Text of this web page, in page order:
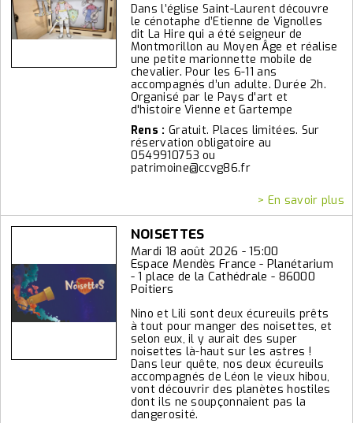
Dans l’église Saint-Laurent découvre
le cénotaphe d’Etienne de Vignolles
dit La Hire qui a été seigneur de
Montmorillon au Moyen Âge et réalise
une petite marionnette mobile de
chevalier. Pour les 6-11 ans
accompagnés d’un adulte. Durée 2h.
Organisé par le Pays d'art et
d'histoire Vienne et Gartempe
Rens : Gratuit. Places limitées. Sur
réservation obligatoire au
0549910753 ou
patrimoine@ccvg86.fr
> En savoir plus
NOISETTES
Mardi 18 août 2026 - 15:00
Espace Mendès France - Planétarium
- 1 place de la Cathédrale - 86000
Poitiers
Nino et Lili sont deux écureuils prêts
à tout pour manger des noisettes, et
selon eux, il y aurait des super
noisettes là-haut sur les astres !
Dans leur quête, nos deux écureuils
accompagnés de Léon le vieux hibou,
vont découvrir des planètes hostiles
dont ils ne soupçonnaient pas la
dangerosité.